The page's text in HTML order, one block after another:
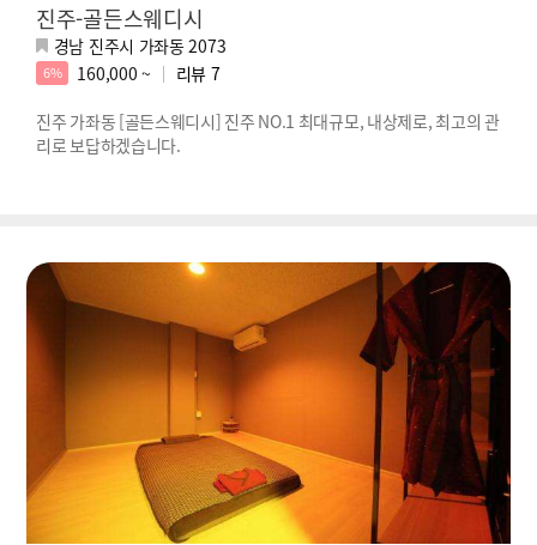
진주-골든스웨디시
경남 진주시 가좌동 2073
6% 160,000 ~ 리뷰 7
진주 가좌동 [골든스웨디시] 진주 NO.1 최대규모, 내상제로, 최고의 관
리로 보답하겠습니다.